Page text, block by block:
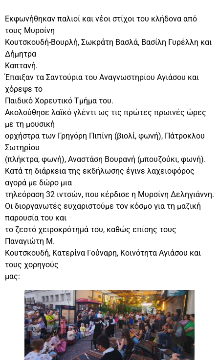
Εκφωνήθηκαν παλιοί και νέοι στίχοι του κλήδονα από
τους Μυρσίνη
Κουτσκουδή-Βουρλή, Σωκράτη Βασλά, Βασίλη Γυρέλλη και
Δήμητρα
Καπτανή.
Έπαιξαν τα Σαντούρια του Αναγνωστηρίου Αγιάσου και
χόρεψε το
Παιδικό Χορευτικό Τμήμα του.
Ακολούθησε λαϊκό γλέντι ως τις πρώτες πρωινές ώρες
με τη μουσική
ορχήστρα των Γρηγόρη Πιπίνη (βιολί, φωνή), Πάτροκλου
Σωτηρίου
(πλήκτρα, φωνή), Αναστάση Βουρανή (μπουζούκι, φωνή).
Κατά τη διάρκεια της εκδήλωσης έγινε λαχειοφόρος
αγορά με δώρο μια
τηλεόραση 32 ιντσών, που κέρδισε η Μυρσίνη Δεληγιάννη.
Οι διοργανωτές ευχαριστούμε τον κόσμο για τη μαζική
παρουσία του και
το ζεστό χειροκρότημά του, καθώς επίσης τους
Παναγιώτη Μ.
Κουτσκουδή, Κατερίνα Γούναρη, Κοινότητα Αγιάσου και
τους χορηγούς
μας: